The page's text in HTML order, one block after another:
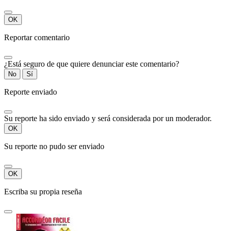
OK
Reportar comentario
¿Está seguro de que quiere denunciar este comentario?
No Sí
Reporte enviado
Su reporte ha sido enviado y será considerada por un moderador.
OK
Su reporte no pudo ser enviado
OK
Escriba su propia reseña